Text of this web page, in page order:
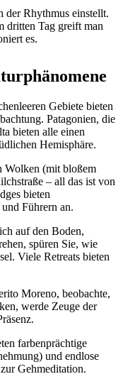
der Rhythmus einstellt.
dritten Tag greift man
es.
Gebiete bieten
Patagonien, die
bieten alle einen
Hemisphäre.
Wolken (mit bloßem
– all das ist von
bieten
Führern an.
auf den Boden,
spüren Sie, wie
Viele Retreats bieten
Moreno, beobachte,
werde Zeuge der
farbenprächtige
und endlose
Gehmeditation.